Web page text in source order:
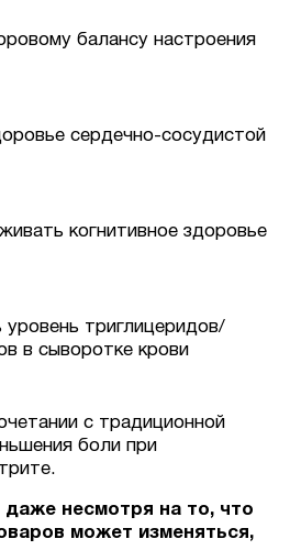
балансу настроения
сердечно-сосудистой
когнитивное здоровье
уровень триглицеридов/
в сыворотке крови
с традиционной
боли при
даже несмотря на то, что
может изменяться,